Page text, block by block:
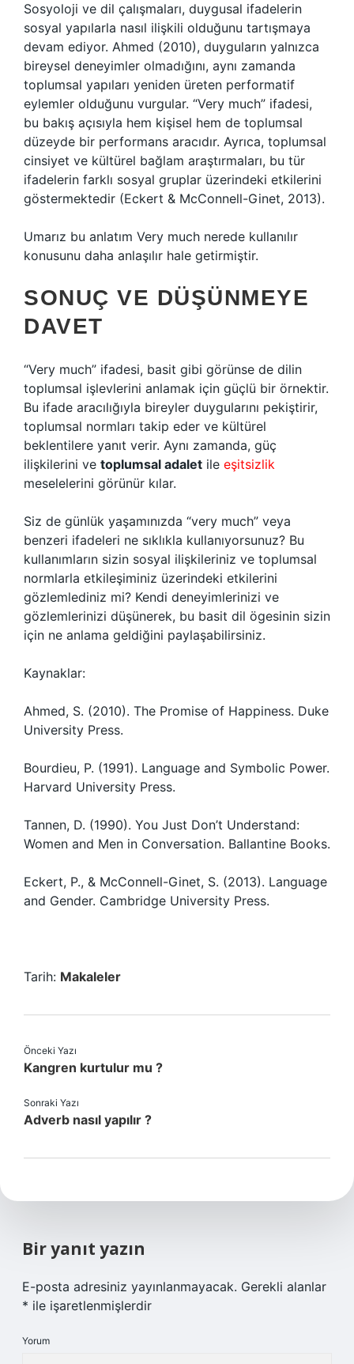
Sosyoloji ve dil çalışmaları, duygusal ifadelerin
sosyal yapılarla nasıl ilişkili olduğunu tartışmaya
devam ediyor. Ahmed (2010), duyguların yalnızca
bireysel deneyimler olmadığını, aynı zamanda
toplumsal yapıları yeniden üreten performatif
eylemler olduğunu vurgular. “Very much” ifadesi,
bu bakış açısıyla hem kişisel hem de toplumsal
düzeyde bir performans aracıdır. Ayrıca, toplumsal
cinsiyet ve kültürel bağlam araştırmaları, bu tür
ifadelerin farklı sosyal gruplar üzerindeki etkilerini
göstermektedir (Eckert & McConnell-Ginet, 2013).
Umarız bu anlatım Very much nerede kullanılır
konusunu daha anlaşılır hale getirmiştir.
SONUÇ VE DÜŞÜNMEYE
DAVET
“Very much” ifadesi, basit gibi görünse de dilin
toplumsal işlevlerini anlamak için güçlü bir örnektir.
Bu ifade aracılığıyla bireyler duygularını pekiştirir,
toplumsal normları takip eder ve kültürel
beklentilere yanıt verir. Aynı zamanda, güç
ilişkilerini ve toplumsal adalet ile eşitsizlik
meselelerini görünür kılar.
Siz de günlük yaşamınızda “very much” veya
benzeri ifadeleri ne sıklıkla kullanıyorsunuz? Bu
kullanımların sizin sosyal ilişkileriniz ve toplumsal
normlarla etkileşiminiz üzerindeki etkilerini
gözlemlediniz mi? Kendi deneyimlerinizi ve
gözlemlerinizi düşünerek, bu basit dil ögesinin sizin
için ne anlama geldiğini paylaşabilirsiniz.
Kaynaklar:
Ahmed, S. (2010). The Promise of Happiness. Duke
University Press.
Bourdieu, P. (1991). Language and Symbolic Power.
Harvard University Press.
Tannen, D. (1990). You Just Don’t Understand:
Women and Men in Conversation. Ballantine Books.
Eckert, P., & McConnell-Ginet, S. (2013). Language
and Gender. Cambridge University Press.
Tarih: Makaleler
Önceki Yazı
Kangren kurtulur mu ?
Sonraki Yazı
Adverb nasıl yapılır ?
Bir yanıt yazın
E-posta adresiniz yayınlanmayacak. Gerekli alanlar
* ile işaretlenmişlerdir
Yorum